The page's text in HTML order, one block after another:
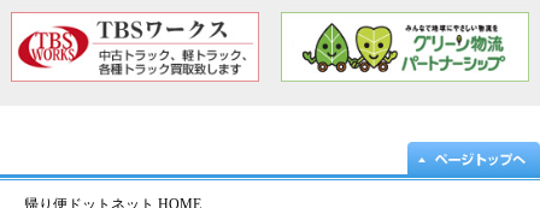
帰り便ドットネット HOME